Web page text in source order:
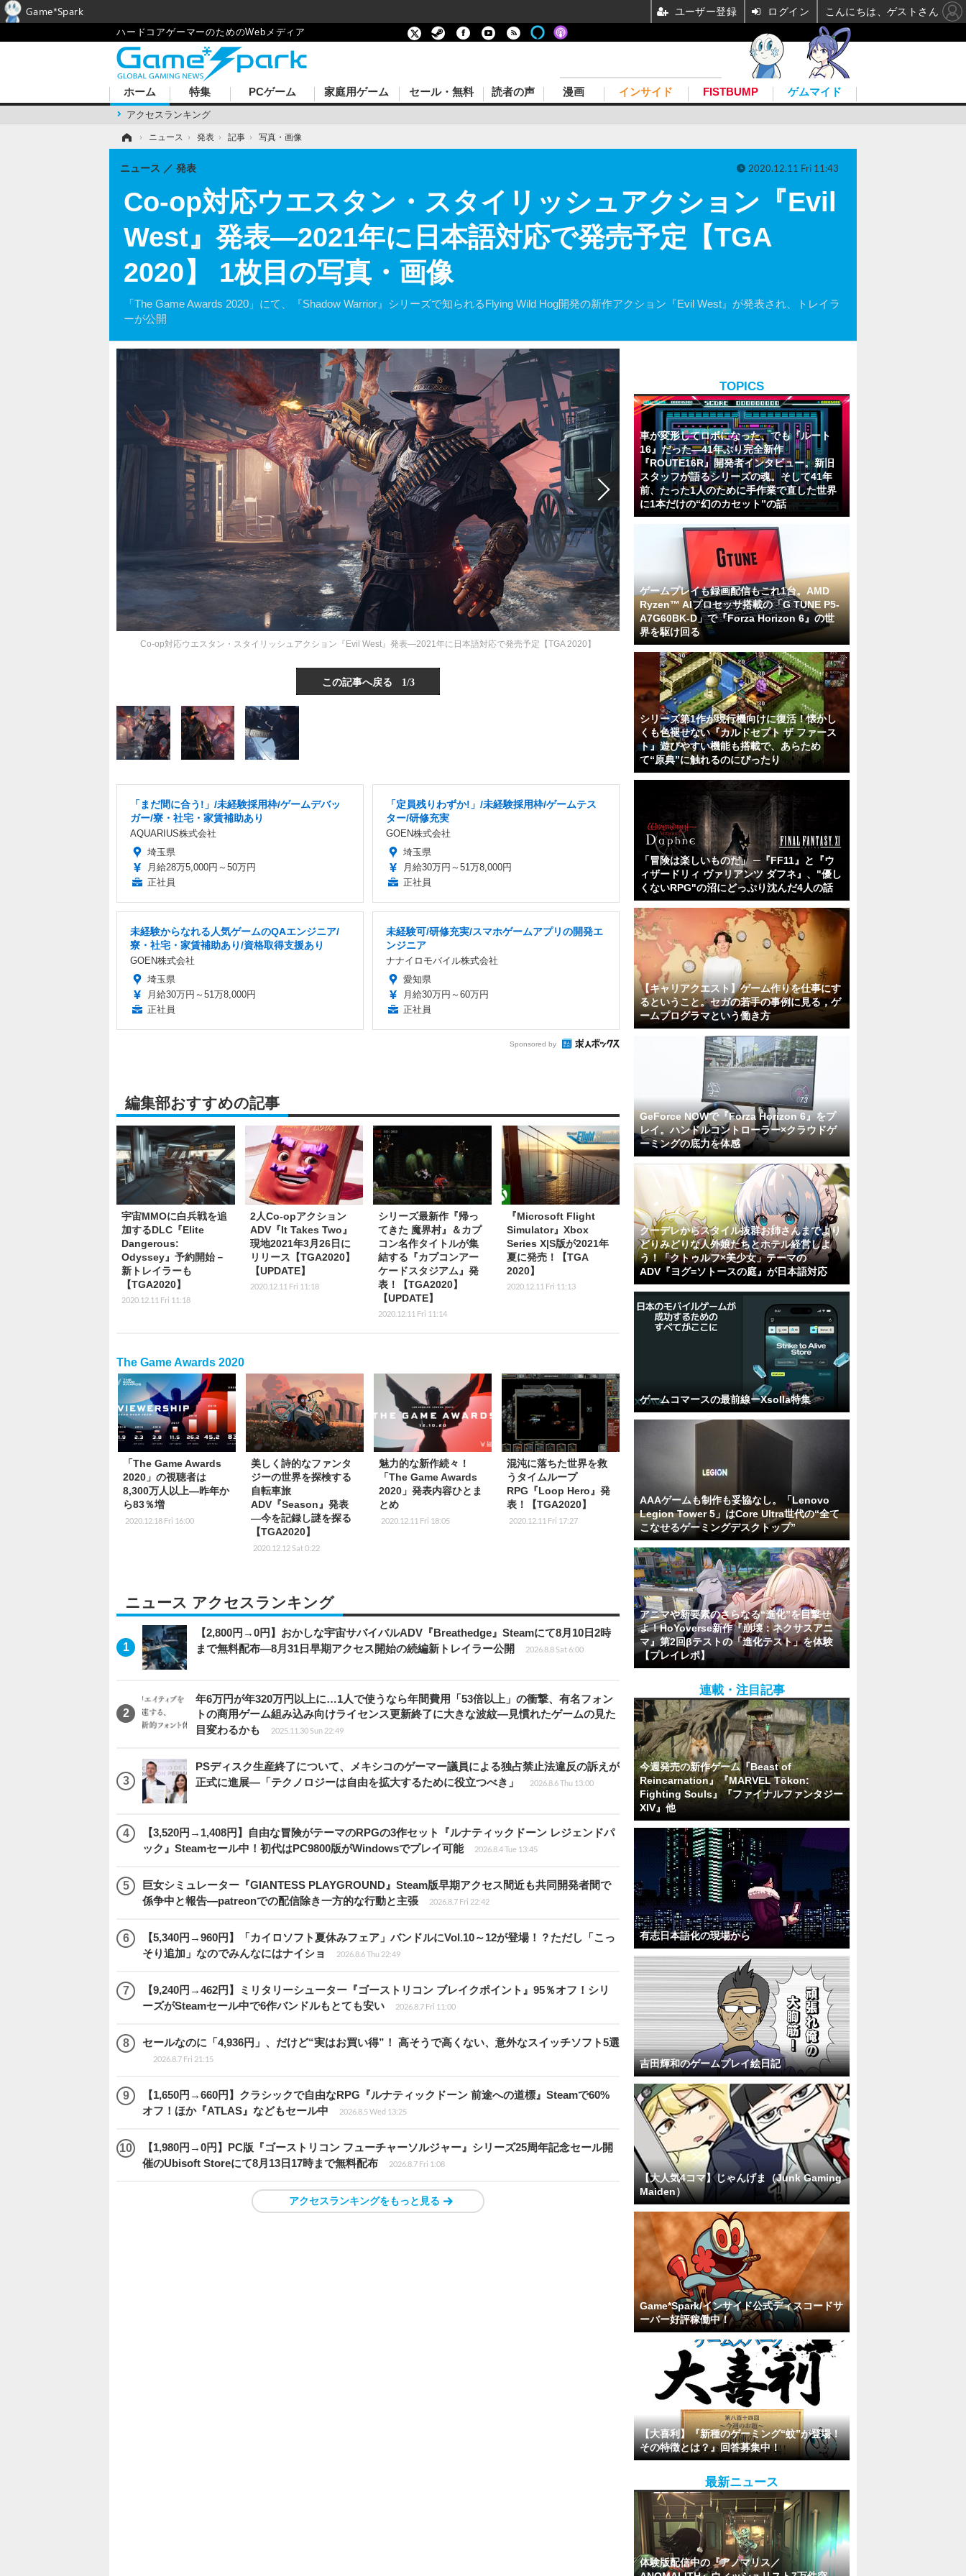
ハードコアゲーマーのためのWebメディア
ホーム
アクセスランキング
特集 PCゲーム 家庭用ゲーム セール・無料 読者の声 漫画 インサイド FISTBUMP ゲムマイド
› ニュース › 発表 › 記事 › 写真・画像
Co-op対応ウエスタン・スタイリッシュアクション『Evil
West』発表―2021年に日本語対応で発売予定【TGA
2020】 1枚目の写真・画像
「The Game Awards 2020」にて、『Shadow Warrior』シリーズで知られるFlying Wild Hog開発の新作アクション『Evil West』が発表され、トレイラ
ーが公開
ニュース 発表 2020.12.11 Fri 11:43
Co-op対応ウエスタン・スタイリッシュアクション『Evil West』発表―2021年に日本語対応で発売予定【TGA 2020】
この記事へ戻る 1/3
「まだ間に合う!」/未経験採用枠/ゲームデバッ
ガー/寮・社宅・家賃補助あり
AQUARIUS株式会社
埼玉県
月給28万5,000円～50万円
正社員
「定員残りわずか!」/未経験採用枠/ゲームテス
ター/研修充実
GOEN株式会社
埼玉県
月給30万円～51万8,000円
正社員
未経験からなれる人気ゲームのQAエンジニア/
寮・社宅・家賃補助あり/資格取得支援あり
GOEN株式会社
埼玉県
月給30万円～51万8,000円
正社員
未経験可/研修充実/スマホゲームアプリの開発エ
ンジニア
ナナイロモバイル株式会社
愛知県
月給30万円～60万円
正社員
Sponsored by
編集部おすすめの記事
宇宙MMOに白兵戦を追
加するDLC『Elite
Dangerous:
Odyssey』予約開始－
新トレイラーも
【TGA2020】
2020.12.11 Fri 11:18
2人Co-opアクション
ADV『It Takes Two』
現地2021年3月26日に
リリース【TGA2020】
【UPDATE】
2020.12.11 Fri 11:18
シリーズ最新作『帰っ
てきた 魔界村』＆カプ
コン名作タイトルが集
結する『カプコンアー
ケードスタジアム』発
表！【TGA2020】
【UPDATE】
2020.12.11 Fri 11:14
『Microsoft Flight
Simulator』Xbox
Series X|S版が2021年
夏に発売！【TGA
2020】
2020.12.11 Fri 11:13
The Game Awards 2020
「The Game Awards
2020」の視聴者は
8,300万人以上―昨年か
ら83％増
2020.12.18 Fri 16:00
美しく詩的なファンタ
ジーの世界を探検する
自転車旅
ADV『Season』発表
―今を記録し謎を探る
【TGA2020】
2020.12.12 Sat 0:22
魅力的な新作続々！
「The Game Awards
2020」発表内容ひとま
とめ
2020.12.11 Fri 18:05
混沌に落ちた世界を救
うタイムループ
RPG『Loop Hero』発
表！【TGA2020】
2020.12.11 Fri 17:27
ニュース アクセスランキング
【2,800円→0円】おかしな宇宙サバイバルADV『Breathedge』Steamにて8月10日2時
まで無料配布―8月31日早期アクセス開始の続編新トレイラー公開
2026.8.8 Sat 6:00
年6万円が年320万円以上に…1人で使うなら年間費用「53倍以上」の衝撃、有名フォン
トの商用ゲーム組み込み向けライセンス更新終了に大きな波紋―見慣れたゲームの見た
目変わるかも
2025.11.30 Sun 22:49
PSディスク生産終了について、メキシコのゲーマー議員による独占禁止法違反の訴えが
正式に進展―「テクノロジーは自由を拡大するために役立つべき」
2026.8.6 Thu 13:00
【3,520円→1,408円】自由な冒険がテーマのRPGの3作セット『ルナティックドーン レジェンドパ
ック』Steamセール中！初代はPC9800版がWindowsでプレイ可能
2026.8.4 Tue 13:45
巨女シミュレーター『GIANTESS PLAYGROUND』Steam版早期アクセス間近も共同開発者間で
係争中と報告―patreonでの配信除き一方的な行動と主張
2026.8.7 Fri 22:42
【5,340円→960円】「カイロソフト夏休みフェア」バンドルにVol.10～12が登場！？ただし「こっ
そり追加」なのでみんなにはナイショ
2026.8.6 Thu 22:49
【9,240円→462円】ミリタリーシューター『ゴーストリコン ブレイクポイント』95％オフ！シリ
ーズがSteamセール中で6作バンドルもとても安い
2026.8.7 Fri 11:00
セールなのに「4,936円」、だけど“実はお買い得”！ 高そうで高くない、意外なスイッチソフト5選
2026.8.7 Fri 21:15
【1,650円→660円】クラシックで自由なRPG『ルナティックドーン 前途への道標』Steamで60%
オフ！ほか『ATLAS』などもセール中
2026.8.5 Wed 13:25
【1,980円→0円】PC版『ゴーストリコン フューチャーソルジャー』シリーズ25周年記念セール開
催のUbisoft Storeにて8月13日17時まで無料配布
2026.8.7 Fri 1:08
アクセスランキングをもっと見る
TOPICS
車が変形してロボになった、でも『ルート
16』だった―41年ぶり完全新作
『ROUTE16R』開発者インタビュー。新旧
スタッフが語るシリーズの魂。そして41年
前、たった1人のために手作業で直した世界
に1本だけの“幻のカセット”の話
ゲームプレイも録画配信もこれ1台。AMD
Ryzen™ AIプロセッサ搭載の「G TUNE P5-
A7G60BK-D」で『Forza Horizon 6』の世
界を駆け回る
シリーズ第1作が現行機向けに復活！懐かし
くも色褪せない『カルドセプト ザ ファース
ト』遊びやすい機能も搭載で、あらため
て“原典”に触れるのにぴったり
「冒険は楽しいものだ」 ─『FF11』と『ウ
ィザードリィ ヴァリアンツ ダフネ』、"優し
くないRPG"の沼にどっぷり沈んだ4人の話
【キャリアクエスト】ゲーム作りを仕事にす
るということ。セガの若手の事例に見る，ゲ
ームプログラマという働き方
GeForce NOWで『Forza Horizon 6』をプ
レイ。ハンドルコントローラー×クラウドゲ
ーミングの底力を体感
クーデレからスタイル抜群お姉さんまでより
どりみどりな人外娘たちとホテル経営しよ
う！「クトゥルフ×美少女」テーマの
ADV『ヨグ=ソトースの庭』が日本語対応
ゲームコマースの最前線ーXsolla特集
AAAゲームも制作も妥協なし。「Lenovo
Legion Tower 5」はCore Ultra世代の“全て
こなせるゲーミングデスクトップ”
アニマや新要素のさらなる“進化”を目撃せ
よ！HoYoverse新作『崩壊：ネクサスアニ
マ』第2回βテストの「進化テスト」を体験
【プレイレポ】
連載・注目記事
今週発売の新作ゲーム『Beast of
Reincarnation』『MARVEL Tōkon:
Fighting Souls』『ファイナルファンタジー
XIV』他
有志日本語化の現場から
吉田輝和のゲームプレイ絵日記
【大人気4コマ】じゃんげま（Junk Gaming
Maiden）
Game*Spark/インサイド公式ディスコードサ
ーバー好評稼働中！
【大喜利】『新種のゲーミング“蚊”が登場！
その特徴とは？』回答募集中！
最新ニュース
体験版配信中の『アノマリス／
Game*Spark ユーザー登録 ログイン こんにちは、ゲストさん